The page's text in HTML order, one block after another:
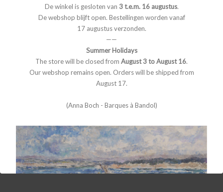
De winkel is gesloten van 3 t.e.m. 16 augustus.
De webshop blijft open. Bestellingen worden vanaf
17 augustus verzonden.
——
Summer Holidays
The store will be closed from August 3 to August 16.
Our webshop remains open. Orders will be shipped from
August 17.
(Anna Boch - Barques à Bandol)